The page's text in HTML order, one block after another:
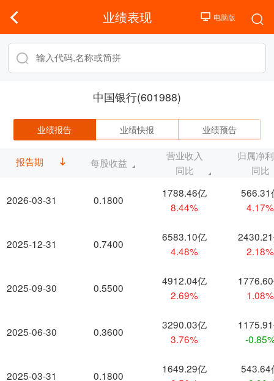
业绩表现
中国银行(601988)
业绩报告 业绩快报 业绩预告
报告期
2026-03-31
2025-12-31
2025-09-30
2025-06-30
2025-03-31
每股收益
营业收入
同比
归属净
同比
0.1800
1788.46亿
8.44%
566.31
4.17%
0.7400
6583.10亿
4.48%
2.18%
0.5500
4912.04亿
2.69%
1.08%
0.3600
3290.03亿
3.76%
-
0.1800
1649.29亿
543.64